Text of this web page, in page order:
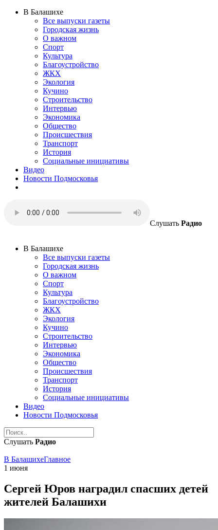
В Балашихе
Все выпуски газеты
Городская жизнь
О важном
Спорт
Культура
Благоустройство
ЖКХ
Экология
Кучино
Строительство
Интервью
Экономика
Общество
Происшествия
Транспорт
История
Социальные инициативы
Видео
Новости Подмосковья
Слушать Радио
В Балашихе
Все выпуски газеты
Городская жизнь
О важном
Спорт
Культура
Благоустройство
ЖКХ
Экология
Кучино
Строительство
Интервью
Экономика
Общество
Происшествия
Транспорт
История
Социальные инициативы
Видео
Новости Подмосковья
Слушать Радио
В БалашихеГлавное
1 июня
Сергей Юров наградил спасших детей
жителей Балашихи